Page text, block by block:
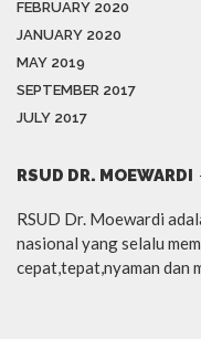
FEBRUARY 2020
JANUARY 2020
MAY 2019
SEPTEMBER 2017
JULY 2017
RSUD DR. MOEWARDI
RSUD Dr. Moewardi
nasional yang selalu
cepat,tepat,nyaman dan